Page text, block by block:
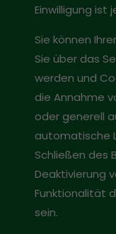
Einwilligung ist
Sie können
Sie über das
werden und
die Annahme
oder generell
automatische
Schließen des
Deaktivierung
Funktionalität
sein.